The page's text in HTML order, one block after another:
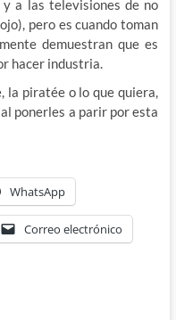
a las televisiones de no
pero es cuando toman
demuestran que es
hacer industria.
la piratée o lo que quiera,
ponerles a parir por esta
WhatsApp
Correo electrónico